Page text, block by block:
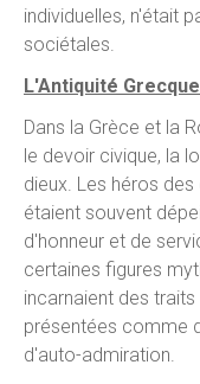
individuelles, n'était
sociétales.
L'Antiquité
Dans la Grèce et la
le devoir civique, la
dieux. Les héros
étaient souvent
d'honneur et de
certaines figures
incarnaient des
présentées comme
d'auto-admiration.